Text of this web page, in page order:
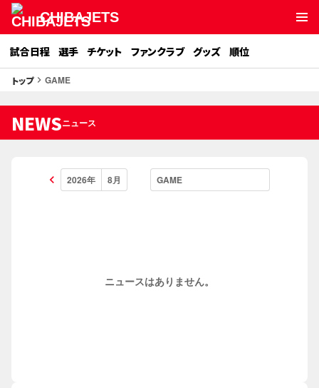
CHIBAJETS
試合日程 選手 チケット ファンクラブ グッズ 順位
トップkeyboard_arrow_right GAME
NEWSニュース
keyboard_arrow_left
ニュースはありません。